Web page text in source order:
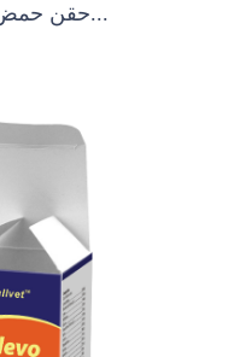
حقن حمض ثنائي كلورو الأسيتيك...